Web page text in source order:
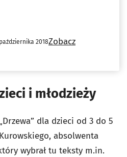
2018Zobacz
i młodzieży
dla dzieci od 3 do 5
absolwenta
wybrał tu teksty m.in.